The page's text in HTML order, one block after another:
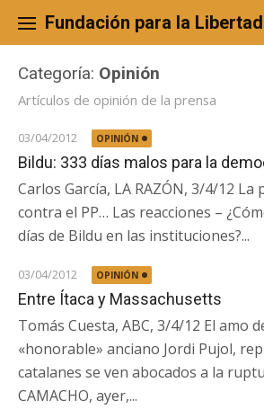
content
Fundación para la Libertad
Categoría: Opinión
Artículos de opinión de la prensa
03/04/2012 OPINIÓN
Bildu: 333 días malos para la
Carlos García, LA RAZÓN, 3/4/12
contra el PP… Las reacciones –
días de Bildu en las instituciones?...
03/04/2012 OPINIÓN
Entre Ítaca y Massachusetts
Tomás Cuesta, ABC, 3/4/12 El amo
«honorable» anciano Jordi Pujol,
catalanes se ven abocados a la
CAMACHO, ayer,...